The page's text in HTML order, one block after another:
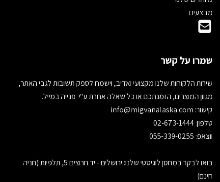
מבצעים
שמרו על קשר
שירות הלקוחות שלנו מקצועי ואדיב, וישמח לספק תשובות לגבי האתר,
מגוון המוצרים, הזמנתכם או כל שאלה אחרת ע"י פנייה במייל.
קישור:
טלפון: 02-673-1444
ווצאפ: 055-339-0255
בואו לבקר במחסן לוגיסטי שלנו: ירושלים - יד חרוצים 5, תלפיות (חניה
חינם)